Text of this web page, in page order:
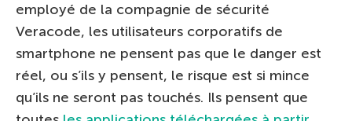
employé de la compagnie de sécurité
Veracode, les utilisateurs corporatifs de
smartphone ne pensent pas que le danger est
réel, ou s’ils y pensent, le risque est si mince
qu’ils ne seront pas touchés. Ils pensent que